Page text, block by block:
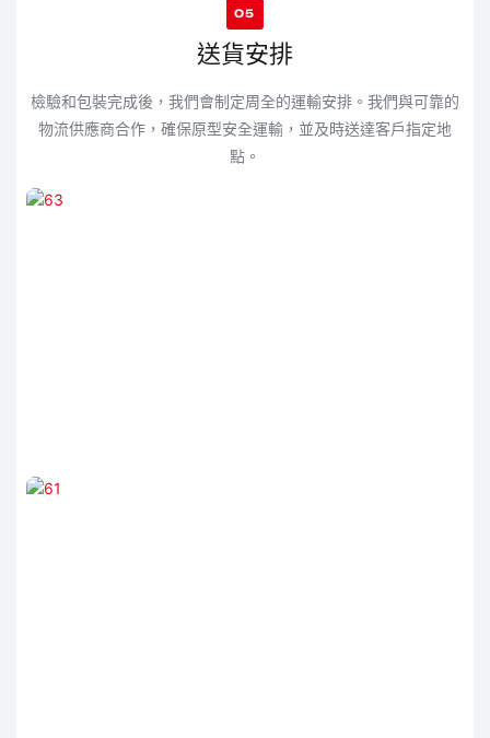
05
送貨安排
檢驗和包裝完成後，我們會制定周全的運輸安排。我們與可靠的
物流供應商合作，確保原型安全運輸，並及時送達客戶指定地
點。